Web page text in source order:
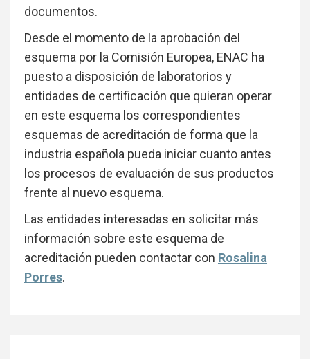
documentos.
Desde el momento de la aprobación del
esquema por la Comisión Europea, ENAC ha
puesto a disposición de laboratorios y
entidades de certificación que quieran operar
en este esquema los correspondientes
esquemas de acreditación de forma que la
industria española pueda iniciar cuanto antes
los procesos de evaluación de sus productos
frente al nuevo esquema.
Las entidades interesadas en solicitar más
información sobre este esquema de
acreditación pueden contactar con Rosalina
Porres.